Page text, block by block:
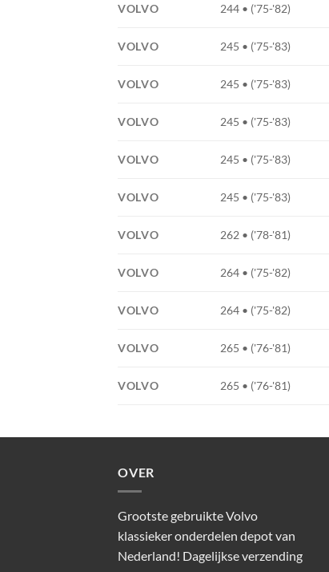
VOLVO 244 • ('75-'82)
VOLVO 245 • ('75-'83)
VOLVO 245 • ('75-'83)
VOLVO 245 • ('75-'83)
VOLVO 245 • ('75-'83)
VOLVO 245 • ('75-'83)
VOLVO 262 • ('78-'81)
VOLVO 264 • ('75-'82)
VOLVO 264 • ('75-'82)
VOLVO 265 • ('76-'81)
VOLVO 265 • ('76-'81)
OVER
Grootste gebruikte Volvo
klassieker onderdelen depot van
Nederland! Dagelijkse verzending